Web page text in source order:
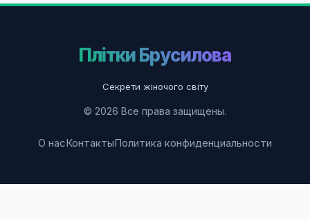
Плітки Брусилова
Секрети жіночого світу
© 2026 Все права защищены.
О насКонтактыПолитика конфиденциальности